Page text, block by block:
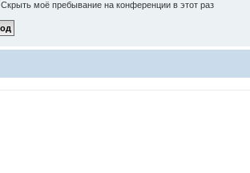
Скрыть моё пребывание на конференции в этот раз